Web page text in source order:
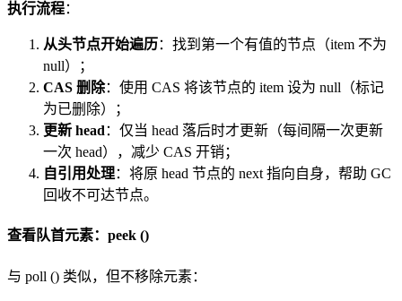
执行流程：
从头节点开始遍历：找到第一个有值的节点（item 不为
null）；
CAS 删除：使用 CAS 将该节点的 item 设为 null（标记
为已删除）；
更新 head ：仅当 head 落后时才更新（每间隔一次更新
一次 head），减少 CAS 开销；
自引用处理：将原 head 节点的 next 指向自身，帮助 GC
回收不可达节点。
查看队首元素：peek ()
与 poll () 类似，但不移除元素：